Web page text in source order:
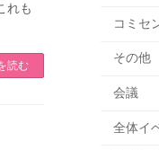
れも
読む
コミセ
その他
会議
全体イ